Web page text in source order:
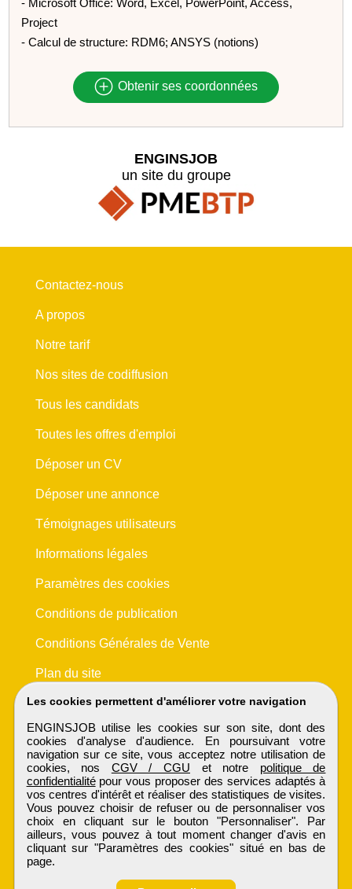
Project
- Calcul de structure: RDM6; ANSYS (notions)
Obtenir ses coordonnées
Les cookies permettent d'améliorer votre navigation
ENGINSJOB utilise les cookies sur son site, dont des
cookies d'analyse d'audience. En poursuivant votre
navigation sur ce site, vous acceptez notre utilisation de
cookies, nos CGV / CGU et notre politique de
confidentialitépour vous proposer des services adaptés à
vos centres d'intérêt et réaliser des statistiques de visites.
Vous pouvez choisir de refuser ou de personnaliser vos
choix en cliquant sur le bouton "Personnaliser". Par
ailleurs, vous pouvez à tout moment changer d'avis en
cliquant sur "Paramètres des cookies" situé en bas de
page.
ENGINSJOB
un site du groupe
Contactez-nous
A propos
Notre tarif
Nos sites de codiffusion
Tous les candidats
Toutes les offres d'emploi
Déposer un CV
Déposer une annonce
Témoignages utilisateurs
Informations légales
Paramètres des cookies
Conditions de publication
Conditions Générales de Vente
Plan du site